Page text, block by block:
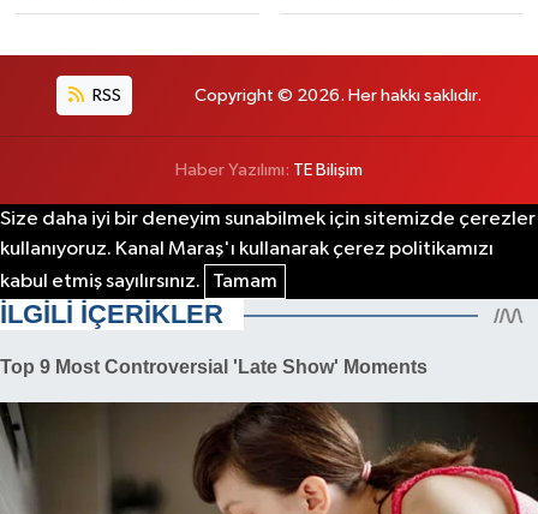
RSS Copyright © 2026. Her hakkı saklıdır.
Haber Yazılımı: TE Bilişim
Size daha iyi bir deneyim sunabilmek için sitemizde çerezler
kullanıyoruz. Kanal Maraş'ı kullanarak çerez politikamızı
kabul etmiş sayılırsınız.
Tamam